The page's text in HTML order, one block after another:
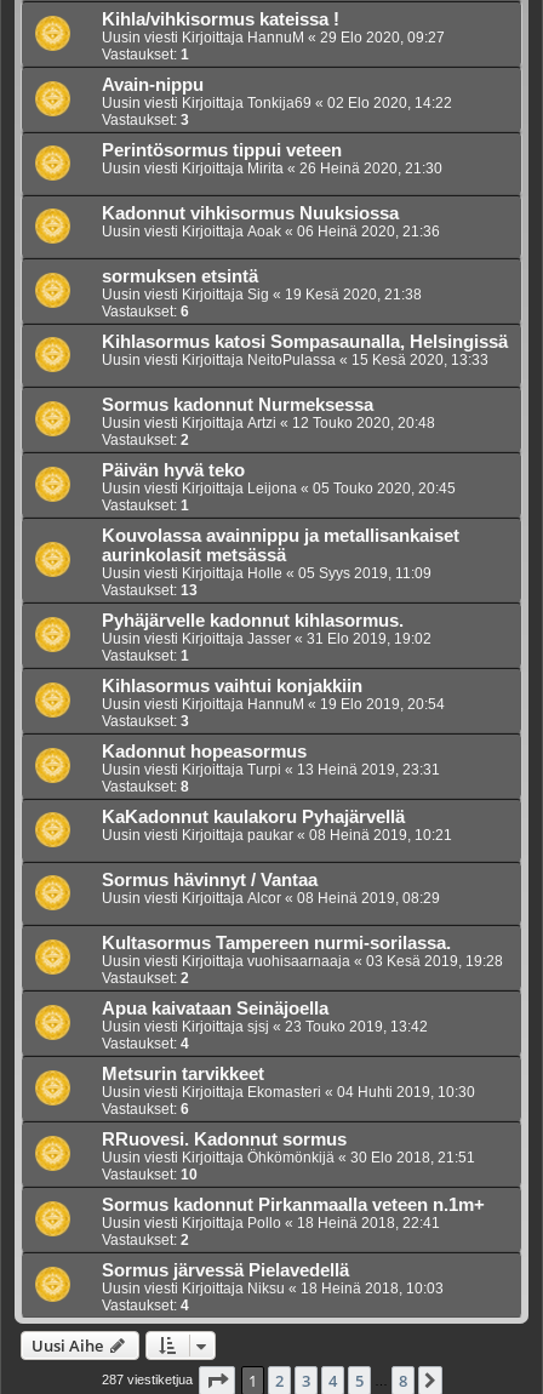
Kihla/vihkisormus kateissa !
Uusin viesti Kirjoittaja HannuM « 29 Elo 2020, 09:27
Vastaukset: 1
Avain-nippu
Uusin viesti Kirjoittaja Tonkija69 « 02 Elo 2020, 14:22
Vastaukset: 3
Perintösormus tippui veteen
Uusin viesti Kirjoittaja Mirita « 26 Heinä 2020, 21:30
Kadonnut vihkisormus Nuuksiossa
Uusin viesti Kirjoittaja Aoak « 06 Heinä 2020, 21:36
sormuksen etsintä
Uusin viesti Kirjoittaja Sig « 19 Kesä 2020, 21:38
Vastaukset: 6
Kihlasormus katosi Sompasaunalla, Helsingissä
Uusin viesti Kirjoittaja NeitoPulassa « 15 Kesä 2020, 13:33
Sormus kadonnut Nurmeksessa
Uusin viesti Kirjoittaja Artzi « 12 Touko 2020, 20:48
Vastaukset: 2
Päivän hyvä teko
Uusin viesti Kirjoittaja Leijona « 05 Touko 2020, 20:45
Vastaukset: 1
Kouvolassa avainnippu ja metallisankaiset
aurinkolasit metsässä
Uusin viesti Kirjoittaja Holle « 05 Syys 2019, 11:09
Vastaukset: 13
Pyhäjärvelle kadonnut kihlasormus.
Uusin viesti Kirjoittaja Jasser « 31 Elo 2019, 19:02
Vastaukset: 1
Kihlasormus vaihtui konjakkiin
Uusin viesti Kirjoittaja HannuM « 19 Elo 2019, 20:54
Vastaukset: 3
Kadonnut hopeasormus
Uusin viesti Kirjoittaja Turpi « 13 Heinä 2019, 23:31
Vastaukset: 8
KaKadonnut kaulakoru Pyhajärvellä
Uusin viesti Kirjoittaja paukar « 08 Heinä 2019, 10:21
Sormus hävinnyt / Vantaa
Uusin viesti Kirjoittaja Alcor « 08 Heinä 2019, 08:29
Kultasormus Tampereen nurmi-sorilassa.
Uusin viesti Kirjoittaja vuohisaarnaaja « 03 Kesä 2019, 19:28
Vastaukset: 2
Apua kaivataan Seinäjoella
Uusin viesti Kirjoittaja sjsj « 23 Touko 2019, 13:42
Vastaukset: 4
Metsurin tarvikkeet
Uusin viesti Kirjoittaja Ekomasteri « 04 Huhti 2019, 10:30
Vastaukset: 6
RRuovesi. Kadonnut sormus
Uusin viesti Kirjoittaja Öhkömönkijä « 30 Elo 2018, 21:51
Vastaukset: 10
Sormus kadonnut Pirkanmaalla veteen n.1m+
Uusin viesti Kirjoittaja Pollo « 18 Heinä 2018, 22:41
Vastaukset: 2
Sormus järvessä Pielavedellä
Uusin viesti Kirjoittaja Niksu « 18 Heinä 2018, 10:03
Vastaukset: 4
Uusi Aihe
287 viestiketjua Sivu /8
1 2 3 4 5 8